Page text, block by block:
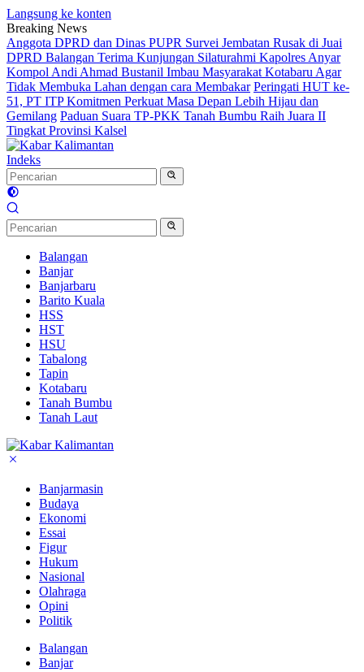
Langsung ke konten
Breaking News
Anggota DPRD dan Dinas PUPR Survei Jembatan Rusak di Juai
DPRD Balangan Terima Kunjungan Silaturahmi Kapolres Anyar
Kompol Andi Ahmad Bustanil Imbau Masyarakat Kotabaru Agar
Tidak Membuka Lahan dengan cara Membakar Peringati HUT ke-
51, PT ITP Komitmen Perkuat Masa Depan Lebih Hijau dan
Gemilang Paduan Suara TP-PKK Tanah Bumbu Raih Juara II
Tingkat Provinsi Kalsel
Indeks
Balangan
Banjar
Banjarbaru
Barito Kuala
HSS
HST
HSU
Tabalong
Tapin
Kotabaru
Tanah Bumbu
Tanah Laut
Banjarmasin
Budaya
Ekonomi
Essai
Figur
Hukum
Nasional
Olahraga
Opini
Politik
Balangan
Banjar